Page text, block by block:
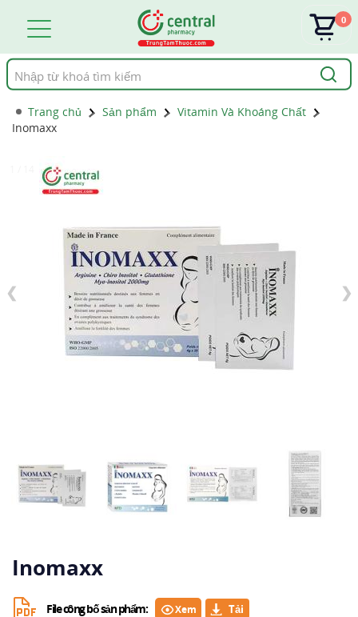
Tìm
kiếm
0
Trang chủ Sản phẩm
Vitamin Và Khoáng Chất
Inomaxx
❮ ❯
Inomaxx
File công bố sản phẩm: Xem